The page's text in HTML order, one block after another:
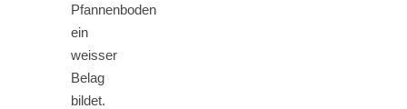
Pfannenboden
ein
weisser
Belag
bildet.